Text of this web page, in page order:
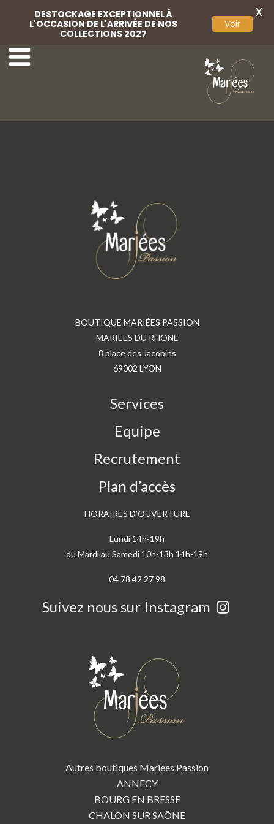
9-Aurora Spose 11-Aurora Spose
BOUTIQUE MARIÉES PASSION
MARIÉES DU RHÔNE
8 place des Jacobins
69002 LYON
Services
Equipe
Recrutement
Plan d’accès
HORAIRES D’OUVERTURE
Lundi 14h-19h
du Mardi au Samedi 10h-13h 14h-19h
04 78 42 27 98
Suivez nous sur Instagram
Autres boutiques Mariées Passion
ANNECY
BOURG EN BRESSE
CHALON SUR SAÔNE
DESTOCKAGE EXCEPTIONNEL À
L'OCCASION DE L'ARRIVÉE DE NOS
COLLECTIONS 2027
Voir
X